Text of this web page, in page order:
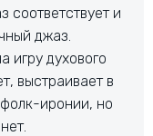
соответствует и
джаз.
игру духового
выстраивает в
иронии, но